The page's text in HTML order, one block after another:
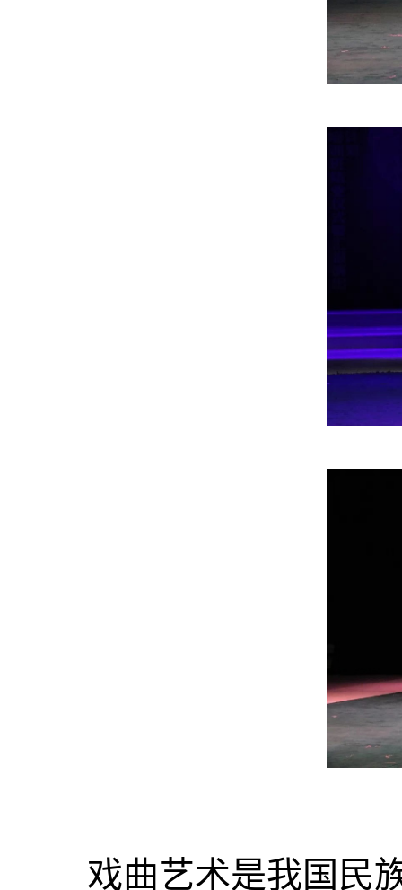
戏曲艺术是我国民